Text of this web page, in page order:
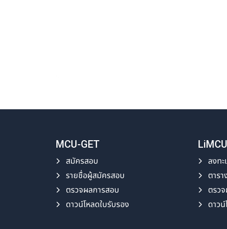
MCU-GET
สมัครสอบ
รายชื่อผู้สมัครสอบ
ตรวจผลการสอบ
ดาวน์โหลดใบรับรอง
ลงทะ
ตาร
ตรว
ดาว